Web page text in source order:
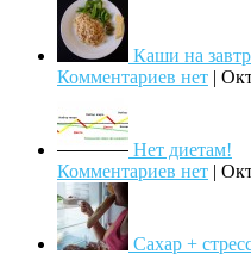
Каши на
Комментариев нет |
Нет диетам!
Комментариев нет |
Сахар +